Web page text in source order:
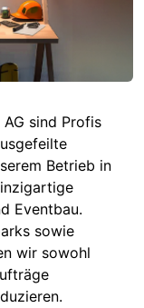
sind Profis
Betrieb in
Eventbau.
sowie
wir sowohl